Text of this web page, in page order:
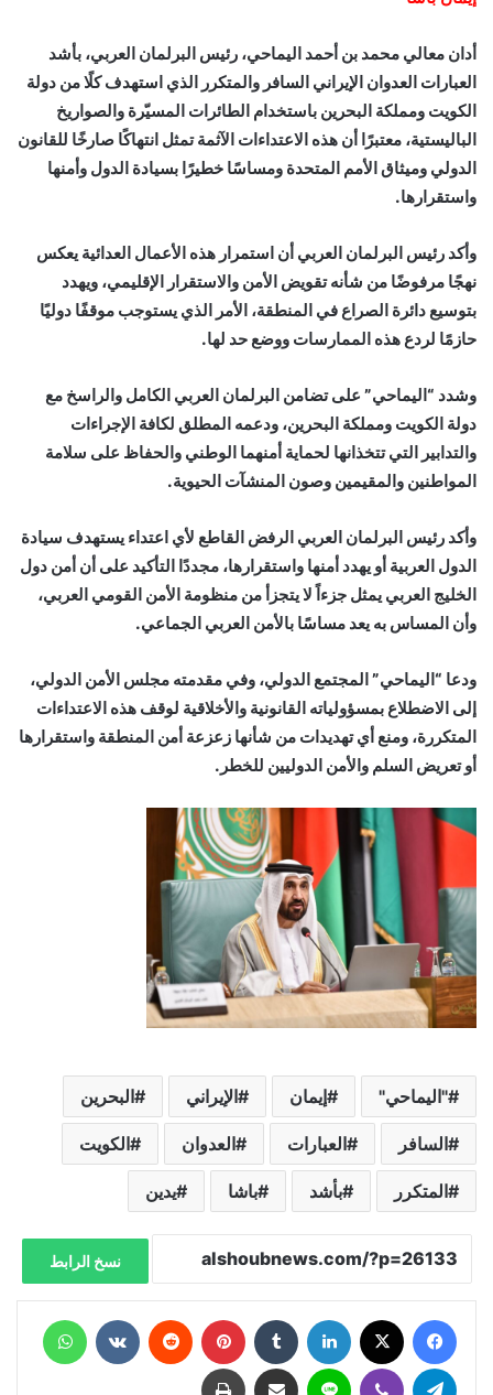
أدان معالي محمد بن أحمد اليماحي، رئيس البرلمان العربي، بأشد
العبارات العدوان الإيراني السافر والمتكرر الذي استهدف كلًا من دولة
الكويت ومملكة البحرين باستخدام الطائرات المسيّرة والصواريخ
الباليستية، معتبرًا أن هذه الاعتداءات الآثمة تمثل انتهاكًا صارخًا للقانون
الدولي وميثاق الأمم المتحدة ومساسًا خطيرًا بسيادة الدول وأمنها
واستقرارها.
وأكد رئيس البرلمان العربي أن استمرار هذه الأعمال العدائية يعكس
نهجًا مرفوضًا من شأنه تقويض الأمن والاستقرار الإقليمي، ويهدد
بتوسيع دائرة الصراع في المنطقة، الأمر الذي يستوجب موقفًا دوليًا
حازمًا لردع هذه الممارسات ووضع حد لها.
وشدد “اليماحي” على تضامن البرلمان العربي الكامل والراسخ مع
دولة الكويت ومملكة البحرين، ودعمه المطلق لكافة الإجراءات
والتدابير التي تتخذانها لحماية أمنهما الوطني والحفاظ على سلامة
المواطنين والمقيمين وصون المنشآت الحيوية.
وأكد رئيس البرلمان العربي الرفض القاطع لأي اعتداء يستهدف سيادة
الدول العربية أو يهدد أمنها واستقرارها، مجددًا التأكيد على أن أمن دول
الخليج العربي يمثل جزءاً لا يتجزأ من منظومة الأمن القومي العربي،
وأن المساس به يعد مساسًا بالأمن العربي الجماعي.
ودعا “اليماحي” المجتمع الدولي، وفي مقدمته مجلس الأمن الدولي،
إلى الاضطلاع بمسؤولياته القانونية والأخلاقية لوقف هذه الاعتداءات
المتكررة، ومنع أي تهديدات من شأنها زعزعة أمن المنطقة واستقرارها
أو تعريض السلم والأمن الدوليين للخطر.
"اليماحي" إيمان الإيراني البحرين
السافر العبارات العدوان الكويت
المتكرر بأشد باشا يدين
نسخ الرابط